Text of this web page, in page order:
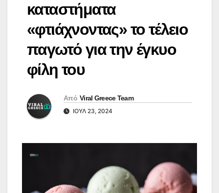
καταστήματα
«φτιάχνοντας» το τέλειο
παγωτό για την έγκυο
φίλη του
Από Viral Greece Team
ΙΟΎΛ 23, 2024